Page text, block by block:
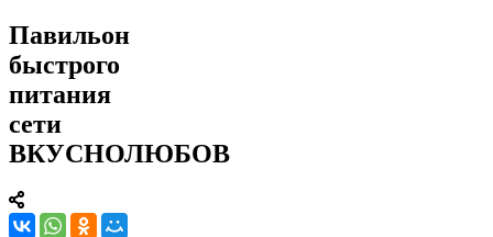
Павильон
быстрого
питания
сети
ВКУСНОЛЮБОВ